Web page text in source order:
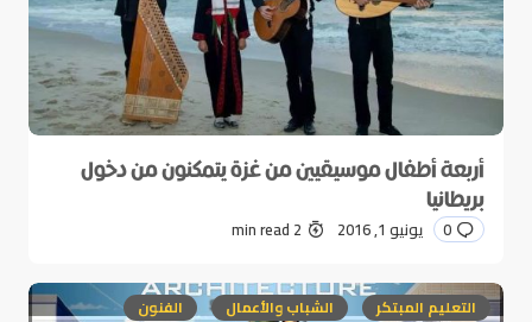
أربعة أطفال موسيقيين من غزة يتمكنون من دخول
بريطانيا
0 يونيو 1, 2016 2 min read
التعليم المبتكر الشباب والأعمال الفنون